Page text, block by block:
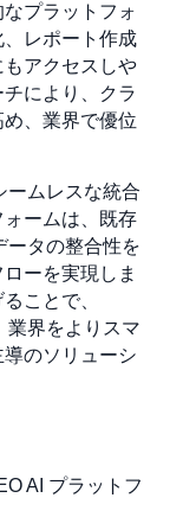
プラットフォ
レポート作成
アクセスしや
により、クラ
、業界で優位
ームレスな統合
ームは、既存
ータの整合性を
ーを実現しま
ことで、
業界をよりスマ
のソリューシ
AI プラットフ